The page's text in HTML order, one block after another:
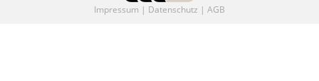
Impressum | Datenschutz | AGB